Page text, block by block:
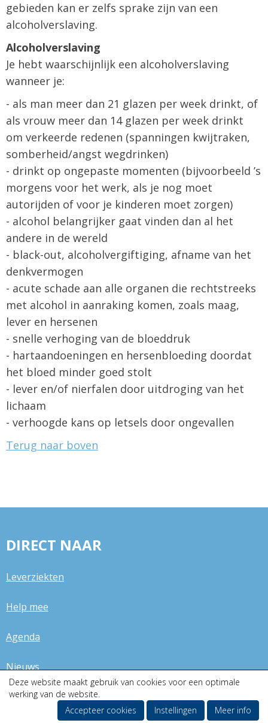
gebieden kan er zelfs sprake zijn van een
alcoholverslaving.
Alcoholverslaving
Je hebt waarschijnlijk een alcoholverslaving
wanneer je:
- als man meer dan 21 glazen per week drinkt, of
als vrouw meer dan 14 glazen per week drinkt
om verkeerde redenen (spanningen kwijtraken,
somberheid/angst wegdrinken)
- drinkt op ongepaste momenten (bijvoorbeeld ’s
morgens voor het werk, als je nog moet
autorijden of voor je kinderen moet zorgen)
- alcohol belangrijker gaat vinden dan al het
andere in de wereld
- black-out, alcoholvergiftiging, afname van het
denkvermogen
- acute schade aan alle organen die rechtstreeks
met alcohol in aanraking komen, zoals maag,
lever en hersenen
- snelle verhoging van de bloeddruk
- hartaandoeningen en hersenbloeding doordat
het bloed minder goed stolt
- lever en/of nierfalen door uitdroging van het
lichaam
- verhoogde kans op letsels door ongevallen
Terug naar boven
DIRECT NAAR
Leverziekten
Help mee
Agenda
Nieuws
Over ons
Deze website maakt gebruik van cookies voor een optimale
werking van de website.
Accepteer cookies
Instellingen Meer info